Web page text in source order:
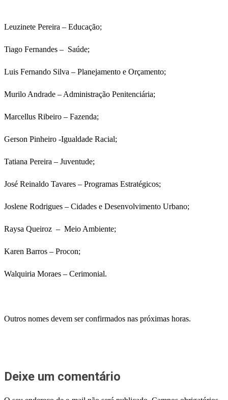
Leuzinete Pereira – Educação;
Tiago Fernandes – Saúde;
Luis Fernando Silva – Planejamento e Orçamento;
Murilo Andrade – Administração Penitenciária;
Marcellus Ribeiro – Fazenda;
Gerson Pinheiro -Igualdade Racial;
Tatiana Pereira – Juventude;
José Reinaldo Tavares – Programas Estratégicos;
Joslene Rodrigues – Cidades e Desenvolvimento Urbano;
Raysa Queiroz – Meio Ambiente;
Karen Barros – Procon;
Walquiria Moraes – Cerimonial.
Outros nomes devem ser confirmados nas próximas horas.
Deixe um comentário